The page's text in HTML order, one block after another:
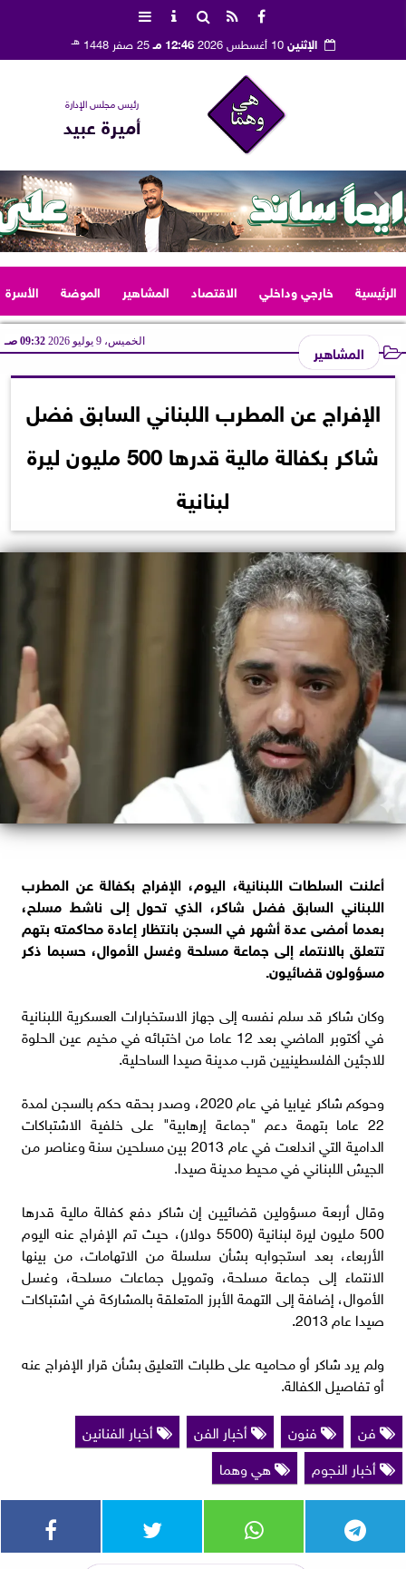
الإثنين10 أغسطس 2026 12:46 مـ 25 صفر 1448 هـ
رئيس مجلس الإدارة
أميرة عبيد
الرئيسية خارجي وداخلي الاقتصاد المشاهير الموضة الأسرة
المشاهير الخميس، 9 يوليو 2026 09:32 صـ
الإفراج عن المطرب اللبناني السابق فضل
شاكر بكفالة مالية قدرها 500 مليون ليرة
لبنانية
أعلنت السلطات اللبنانية، اليوم، الإفراج بكفالة عن المطرب
اللبناني السابق فضل شاكر، الذي تحول إلى ناشط مسلح،
بعدما أمضى عدة أشهر في السجن بانتظار إعادة محاكمته بتهم
تتعلق بالانتماء إلى جماعة مسلحة وغسل الأموال، حسبما ذكر
مسؤولون قضائيون.
وكان شاكر قد سلم نفسه إلى جهاز الاستخبارات العسكرية اللبنانية
في أكتوبر الماضي بعد 12 عاما من اختبائه في مخيم عين الحلوة
للاجئين الفلسطينيين قرب مدينة صيدا الساحلية.
وحوكم شاكر غيابيا في عام 2020، وصدر بحقه حكم بالسجن لمدة
22 عاما بتهمة دعم "جماعة إرهابية" على خلفية الاشتباكات
الدامية التي اندلعت في عام 2013 بين مسلحين سنة وعناصر من
الجيش اللبناني في محيط مدينة صيدا.
وقال أربعة مسؤولين قضائيين إن شاكر دفع كفالة مالية قدرها
500 مليون ليرة لبنانية (5500 دولار)، حيث تم الإفراج عنه اليوم
الأربعاء، بعد استجوابه بشأن سلسلة من الاتهامات، من بينها
الانتماء إلى جماعة مسلحة، وتمويل جماعات مسلحة، وغسل
الأموال، إضافة إلى التهمة الأبرز المتعلقة بالمشاركة في اشتباكات
صيدا عام 2013.
ولم يرد شاكر أو محاميه على طلبات التعليق بشأن قرار الإفراج عنه
أو تفاصيل الكفالة.
فن
فنون أخبار الفن
أخبار الفنانين
أخبار النجوم
هي وهما